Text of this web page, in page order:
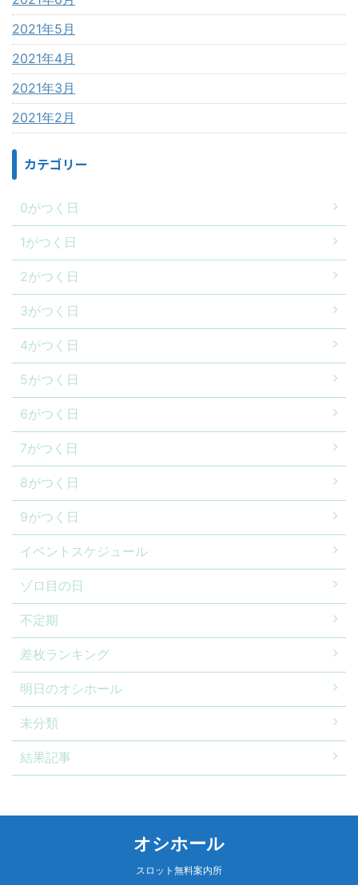
2021年5月
2021年4月
2021年3月
2021年2月
カテゴリー
0がつく日
1がつく日
2がつく日
3がつく日
4がつく日
5がつく日
6がつく日
7がつく日
8がつく日
9がつく日
イベントスケジュール
ゾロ目の日
不定期
差枚ランキング
明日のオシホール
未分類
結果記事
オシホール
スロット無料案内所